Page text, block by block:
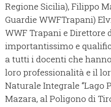
Regione Sicilia), Filippo
Guardie WWFTrapani)
WWF Trapani e Direttore
importantissimo e
a tutti i docenti che
loro professionalità e il
Naturale Integrale “Lago
Mazara, al Poligono di